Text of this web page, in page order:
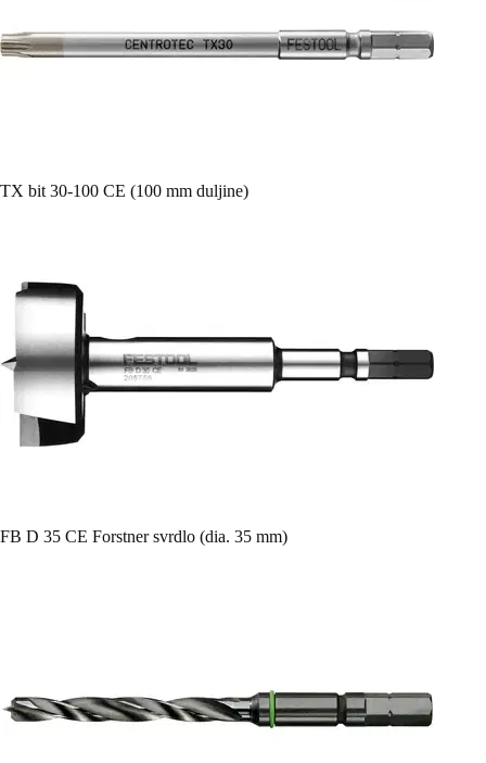
TX bit 30-100 CE (100 mm duljine)
FB D 35 CE Forstner svrdlo (dia. 35 mm)